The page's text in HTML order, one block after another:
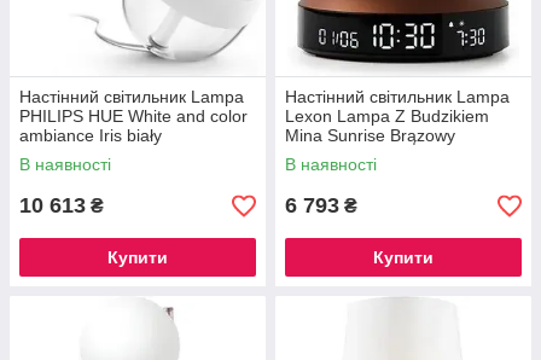
Настінний світильник Lampa
PHILIPS HUE White and color
ambiance Iris biały
В наявності
10 613 ₴
Купити
Настінний світильник Lampa
Lexon Lampa Z Budzikiem
Mina Sunrise Brązowy
(Lr153Bz)
В наявності
6 793 ₴
Купити